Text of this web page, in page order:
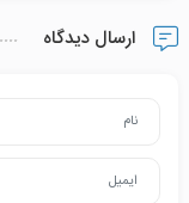
ارسال دیدگاه